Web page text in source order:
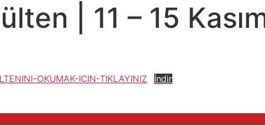
| 11 – 15
OKUMAK-ICIN-TIKLAYINIZ İndir